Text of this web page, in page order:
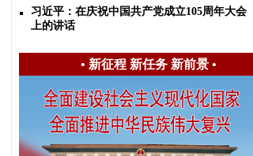
习近平：在庆祝中国共产党成立105周年大会
上的讲话
• 新征程 新任务 新前景•